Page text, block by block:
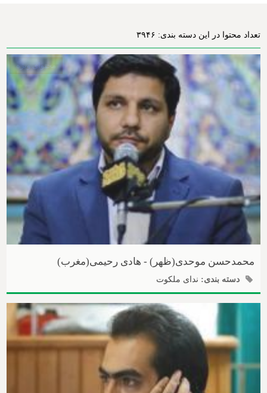
تعداد محتوا در این دسته بندی: ۳۹۴۶
محتوای ویژه
محمدحسن موحدی(ظهر) - هادی رحیمی(مغرب)
دسته بندی: ندای ملکوت